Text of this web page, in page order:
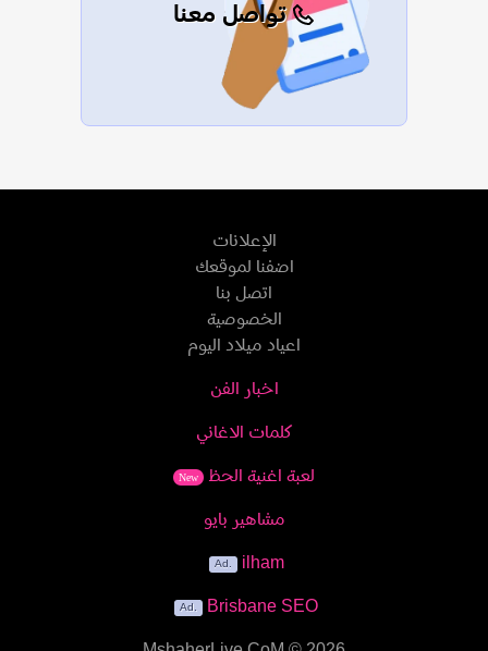
تواصل معنا
الإعلانات
اضفنا لموقعك
اتصل بنا
الخصوصية
اعياد ميلاد اليوم
اخبار الفن
كلمات الاغاني
لعبة اغنية الحظ New
مشاهير بايو
ilham
Brisbane SEO